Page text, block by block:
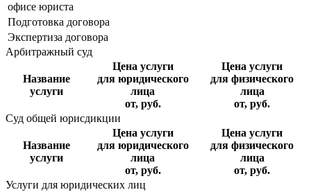
офисе юриста
Подготовка договора
Экспертиза договора
Арбитражный суд
Название
услуги
Цена услуги
для юридического
лица
от, руб.
Цена услуги
для физического
лица
от, руб.
Суд общей юрисдикции
Название
услуги
Цена услуги
для юридического
лица
от, руб.
Цена услуги
для физического
лица
от, руб.
Услуги для юридических лиц